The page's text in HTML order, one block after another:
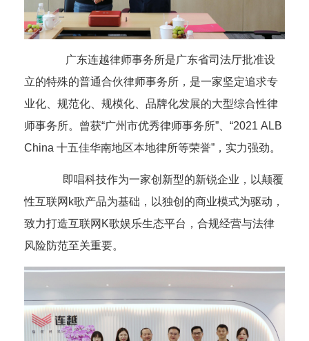
广东连越律师事务所是广东省司法厅批准设
立的特殊的普通合伙律师事务所，是一家坚定追求专
业化、规范化、规模化、品牌化发展的大型综合性律
师事务所。曾获“广州市优秀律师事务所”、“2021 ALB
China 十五佳华南地区本地律所等荣誉”，实力强劲。
即唱科技作为一家创新型的新锐企业，以颠覆
性互联网 k歌产品为基础，以独创的商业模式为驱动，
致力打造互联网 K歌娱乐生态平台， 合规经营与法律
风险防范至关重要。